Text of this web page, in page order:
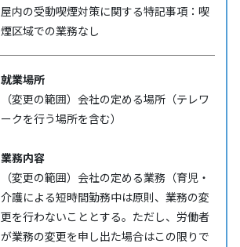
屋内の受動喫煙対策に関する特記事項：喫
煙区域での業務なし
就業場所
（変更の範囲）会社の定める場所（テレワ
ークを行う場所を含む）
業務内容
（変更の範囲）会社の定める業務（育児・
介護による短時間勤務中は原則、業務の変
更を行わないこととする。ただし、労働者
が業務の変更を申し出た場合はこの限りで